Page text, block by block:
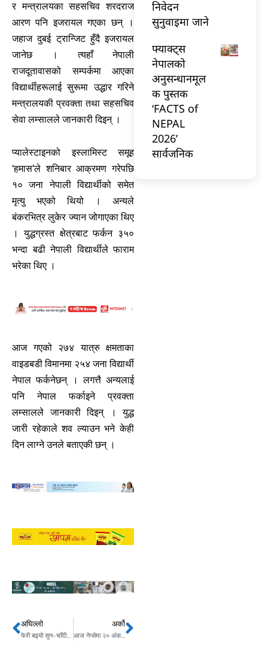
र मन्त्रालयका सहसचिव शरदराज
आरण पनि इजरायल गएका छन् ।
जहाज दुबई ट्रान्जिट हुँदै इजरायल
जानेछ । त्यहाँ नेपाली
राजदूतावासको सम्पर्कमा आएका
विद्यार्थीहरूलाई सुरूमा उद्धार गरिने
मन्त्रालयकी प्रवक्ता तथा सहसचिव
सेवा लम्सालले जानकारी दिइन् ।
प्यालेस्टाइनको इस्लामिस्ट समूह
‘हमास’ले शनिबार आक्रमण गरेपछि
१० जना नेपाली विद्यार्थीको समेत
मृत्यु भएको थियो । अन्यले
बंकरभित्र लुकेर ज्यान जोगाएका थिए
। युद्धग्रस्त क्षेत्रबाट फर्कन ३५०
भन्दा बढी नेपाली विद्यार्थीले फाराम
भरेका थिए ।
आज गएको २७४ यात्रु क्षमताका
वाइडबडी विमानमा २५४ जना विद्यार्थी
नेपाल फर्कनेछन् । लगत्तै अन्यलाई
पनि नेपाल फर्काइने प्रवक्ता
लम्सालले जानकारी दिइन् । युद्ध
जारी रहेकाले शव ल्याउन भने केही
दिन लाग्ने उनले बताएकी छन् ।
Prev
अघिल्लो
फेरी बढ्यो सुन–चाँदीको भाउ, कतिमा हुँदैछ किनबेच ?
अर्को
आज नेप्सेमा २० अंकको पहिरो Next
निवेदन
सुनुवाइमा जाने
फ्याक्ट्स
नेपालको
अनुसन्धानमूल
क पुस्तक
‘FACTS of
NEPAL
2026’
सार्वजनिक